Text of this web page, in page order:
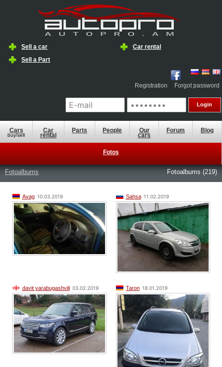
Sell a car
Car rental
Sell a ​​Part
Registration Forgot password
Cars
buy/sell
Car
rental
Parts People Our
cars
Forum Blog
Fotos
Fotoalbums Fotoalbums (219)
Avag 10.03.2019 Sahsa 11.02.2019
davit yarabugashvili 03.02.2019 Taron 18.01.2019